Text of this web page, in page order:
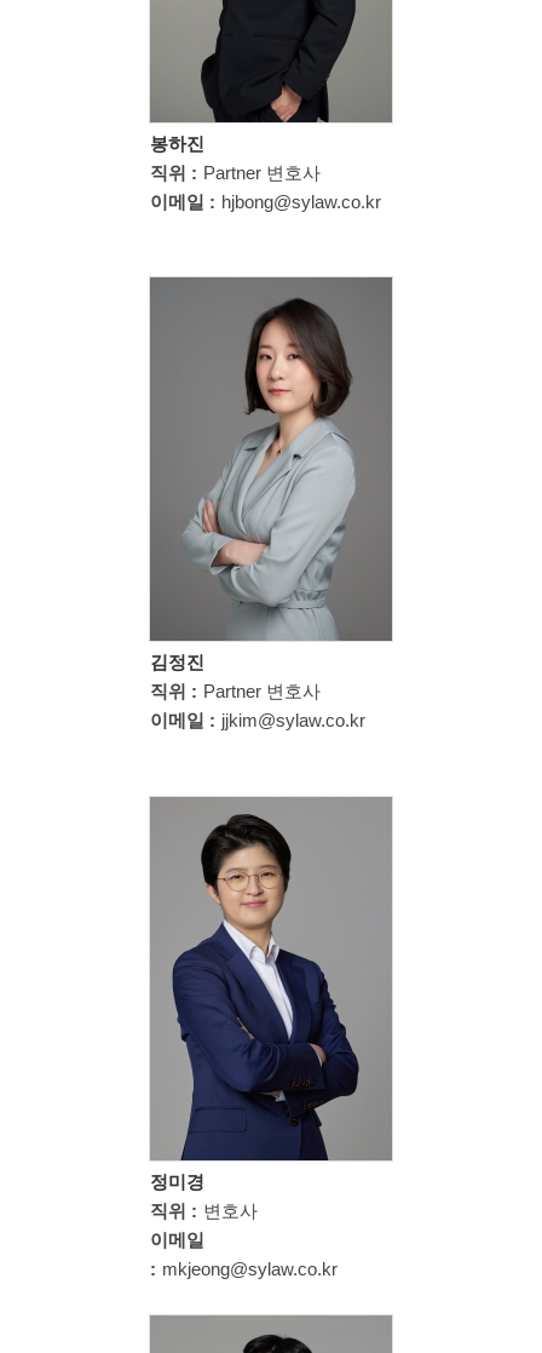
봉하진
직위 : Partner 변호사
이메일 : hjbong@sylaw.co.kr
김정진
직위 : Partner 변호사
이메일 : jjkim@sylaw.co.kr
정미경
직위 : 변호사
이메일
: mkjeong@sylaw.co.kr